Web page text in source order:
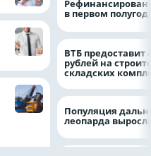
в первом
ВТБ предоставит
рублей на
складских
Популяция
леопарда